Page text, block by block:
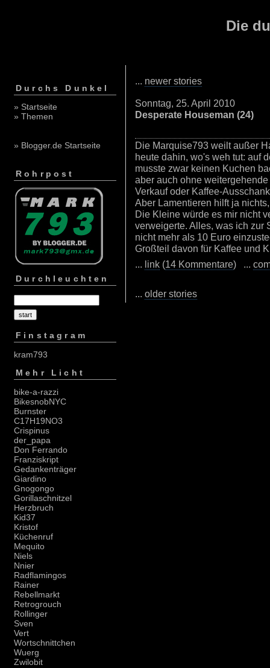
Die
Durchs Dunkel
» Startseite
» Themen
» Blogger.de Startseite
Rohrpost
Durchleuchten
Finstagram
kram793
Mehr Licht
bike-a-razzi
BikesnobNYC
Burnster
C17H19NO3
Crispinus
der_papa
Don Ferrando
Franziskript
Gedankenträger
Giardino
Gnogongo
Gorillaschnitzel
Herzbruch
Kid37
Kristof
Küchenruf
Mequito
Niels
Nnier
Radflamingos
Rainer
Rebellmarkt
Retrogrouch
Rollinger
Sven
Vert
Wortschnittchen
Wuerg
Zwilobit
... newer stories
Sonntag, 25. April 2010
Desperate Houseman (24)
Die Marquise793 weilt außer
heute dahin, wo's weh tut: auf
musste zwar keinen Kuchen
aber auch ohne
Verkauf oder Kaffee-
Aber Lamentieren hilft ja
Die Kleine würde es mir nicht
verweigerte. Alles, was ich zur
nicht mehr als 10 Euro
Großteil davon für Kaffee und
... link (14 Kommentare) ...
... older stories